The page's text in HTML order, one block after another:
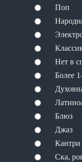
Поп
Нет в
Более
Блюз
Джаз
Кантри
Ска,